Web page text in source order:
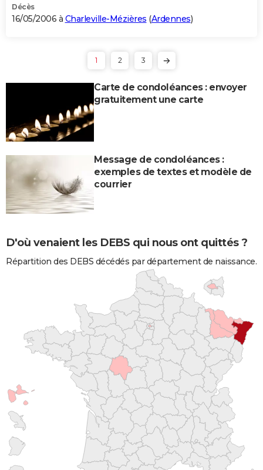
Décès
16/05/2006 à Charleville-Mézières (Ardennes)
1 2 3
Carte de condoléances : envoyer
gratuitement une carte
Message de condoléances :
exemples de textes et modèle de
courrier
D'où venaient les DEBS qui nous ont quittés ?
Répartition des DEBS décédés par département de naissance.